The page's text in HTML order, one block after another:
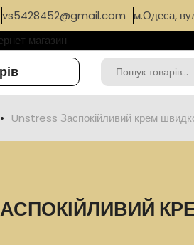
vs5428452@gmail.com м.Одеса,
Unstress Заспокійливий крем
ЗАСПОКІЙЛИВИЙ